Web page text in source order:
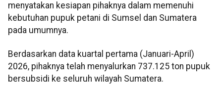
menyatakan kesiapan pihaknya dalam memenuhi
kebutuhan pupuk petani di Sumsel dan Sumatera
pada umumnya.
Berdasarkan data kuartal pertama (Januari-April)
2026, pihaknya telah menyalurkan 737.125 ton pupuk
bersubsidi ke seluruh wilayah Sumatera.